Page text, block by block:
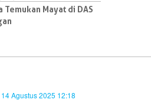
Temukan Mayat di DAS
Agustus 2025 12:18